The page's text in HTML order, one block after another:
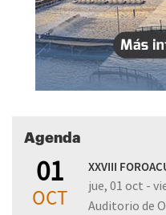
Agenda
01
OCT
XXVIII
jue, 01 oct -
Auditorio de